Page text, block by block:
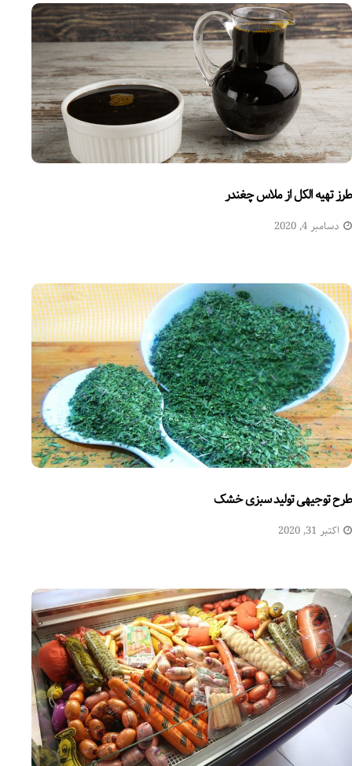
طرز تهیه الکل از ملاس چغندر
دسامبر 4, 2020
طرح توجیهی تولید سبزی خشک
اکتبر 31, 2020